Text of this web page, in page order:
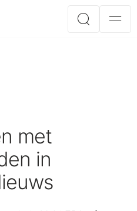
met
in